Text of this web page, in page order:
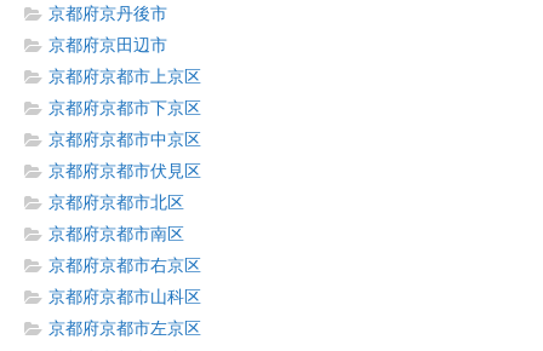
京都府京丹後市
京都府京田辺市
京都府京都市上京区
京都府京都市下京区
京都府京都市中京区
京都府京都市伏見区
京都府京都市北区
京都府京都市南区
京都府京都市右京区
京都府京都市山科区
京都府京都市左京区